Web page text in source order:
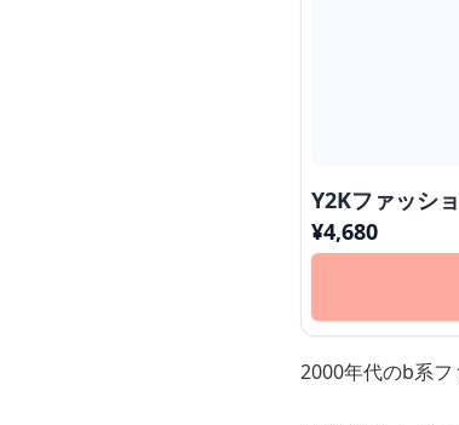
Y2Kファッシ
¥4,680
2000年代のb系フ